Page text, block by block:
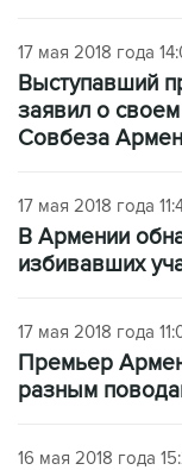
17 мая 2018 года
Выступавший
заявил о
Совбеза
17 мая 2018 года
В Армении
избивавших
17 мая 2018 года
Премьер
разным
16 мая 2018 года